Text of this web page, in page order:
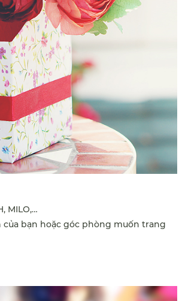
MILO,…
bạn hoặc góc phòng muốn trang